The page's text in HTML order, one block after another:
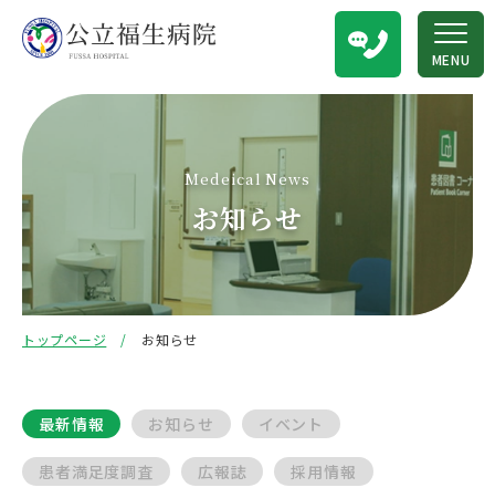
MENU
Medeical News
お知らせ
トップページ お知らせ
最新情報 お知らせ イベント
患者満足度調査 広報誌 採用情報